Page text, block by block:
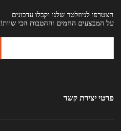
הצטרפו לניוזלטר שלנו וקבלו עדכונים
על המבצעים החמים וההטבות הכי שוות!
פרטי יצירת קשר